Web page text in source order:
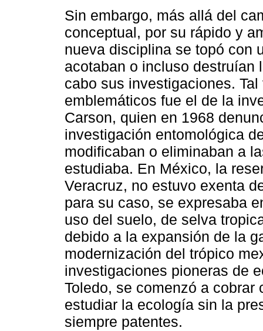
Sin embargo, más allá del
conceptual, por su rápido y
nueva disciplina se topó con
acotaban o incluso destruían
cabo sus investigaciones.
emblemáticos fue el de la
Carson, quien en 1968
investigación entomológica
modificaban o eliminaban a
estudiaba. En México, la
Veracruz, no estuvo exenta
para su caso, se expresaba
uso del suelo, de selva
debido a la expansión de la
modernización del trópico
investigaciones pioneras de
Toledo, se comenzó a
estudiar la ecología sin la
siempre patentes.